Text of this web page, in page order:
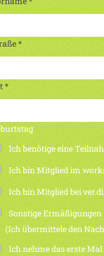
*
*
Ich benötige eine
Ich bin Mitglied im
Ich bin Mitglied bei ver.di
Sonstige Ermäßigungen
übermittele den
Ich nehme das erste